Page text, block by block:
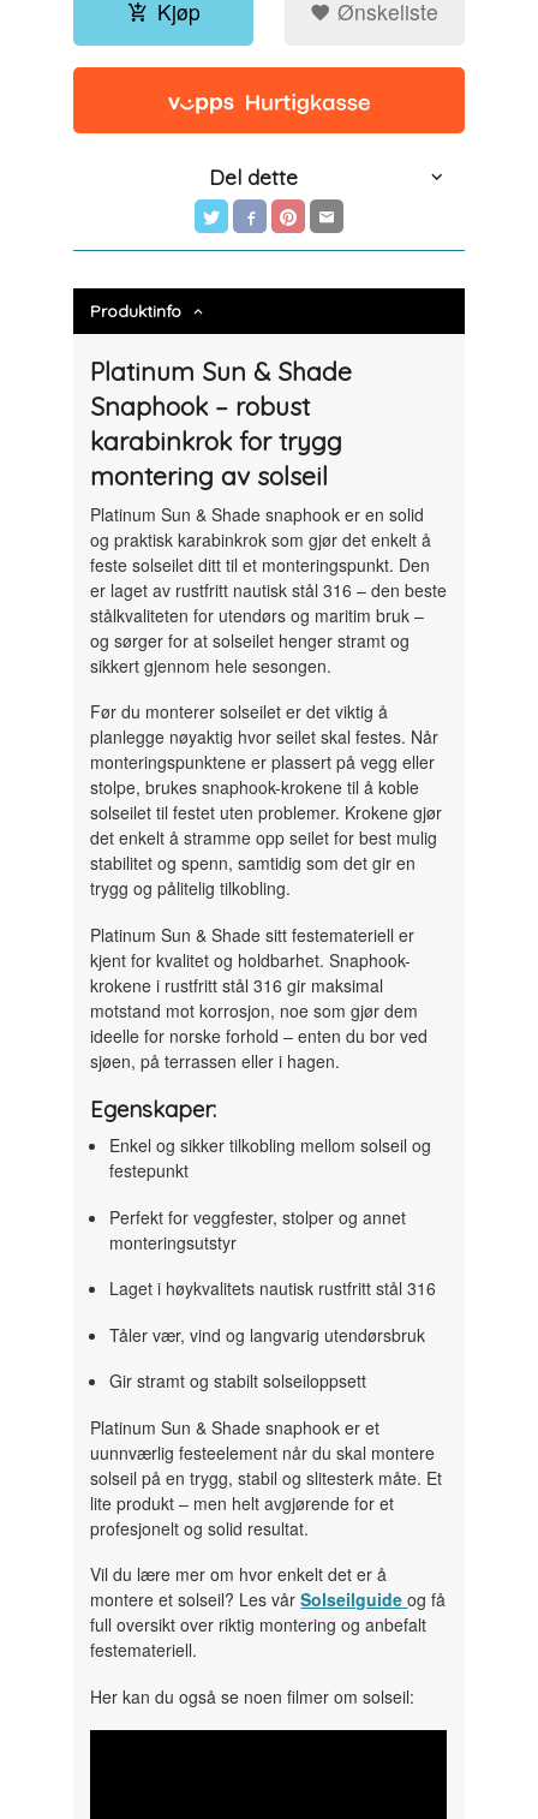
Kjøp Ønskeliste
Del dette
Produktinfo
Platinum Sun & Shade
Snaphook – robust
karabinkrok for trygg
montering av solseil
Platinum Sun & Shade snaphook er en solid
og praktisk karabinkrok som gjør det enkelt å
feste solseilet ditt til et monteringspunkt. Den
er laget av rustfritt nautisk stål 316 – den beste
stålkvaliteten for utendørs og maritim bruk –
og sørger for at solseilet henger stramt og
sikkert gjennom hele sesongen.
Før du monterer solseilet er det viktig å
planlegge nøyaktig hvor seilet skal festes. Når
monteringspunktene er plassert på vegg eller
stolpe, brukes snaphook-krokene til å koble
solseilet til festet uten problemer. Krokene gjør
det enkelt å stramme opp seilet for best mulig
stabilitet og spenn, samtidig som det gir en
trygg og pålitelig tilkobling.
Platinum Sun & Shade sitt festemateriell er
kjent for kvalitet og holdbarhet. Snaphook-
krokene i rustfritt stål 316 gir maksimal
motstand mot korrosjon, noe som gjør dem
ideelle for norske forhold – enten du bor ved
sjøen, på terrassen eller i hagen.
Egenskaper:
Enkel og sikker tilkobling mellom solseil og
festepunkt
Perfekt for veggfester, stolper og annet
monteringsutstyr
Laget i høykvalitets nautisk rustfritt stål 316
Tåler vær, vind og langvarig utendørsbruk
Gir stramt og stabilt solseiloppsett
Platinum Sun & Shade snaphook er et
uunnværlig festeelement når du skal montere
solseil på en trygg, stabil og slitesterk måte. Et
lite produkt – men helt avgjørende for et
profesjonelt og solid resultat.
Vil du lære mer om hvor enkelt det er å
montere et solseil? Les vårSolseilguide og få
full oversikt over riktig montering og anbefalt
festemateriell.
Her kan du også se noen filmer om solseil: